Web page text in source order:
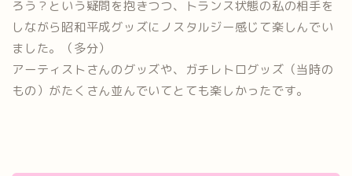
ろう？という疑問を抱きつつ、トランス状態の私の相手を
しながら昭和平成グッズにノスタルジー感じて楽しんでい
ました。（多分）
アーティストさんのグッズや、ガチレトログッズ（当時の
もの）がたくさん並んでいてとても楽しかったです。